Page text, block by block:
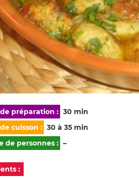
préparation : 30 min
cuisson : 30 à 35 min
de personnes : –
: